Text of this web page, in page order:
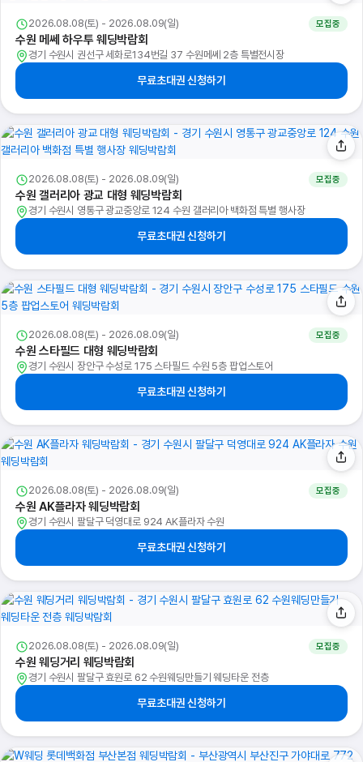
2026.08.08(토) - 2026.08.09(일) 모집중
수원 메쎄 하우투 웨딩박람회
경기 수원시 권선구 세화로134번길 37 수원메쎄 2층 특별전시장
무료초대권 신청하기
2026.08.08(토) - 2026.08.09(일) 모집중
수원 갤러리아 광교 대형 웨딩박람회
경기 수원시 영통구 광교중앙로 124 수원 갤러리아 백화점 특별 행사장
무료초대권 신청하기
2026.08.08(토) - 2026.08.09(일) 모집중
수원 스타필드 대형 웨딩박람회
경기 수원시 장안구 수성로 175 스타필드 수원 5층 팝업스토어
무료초대권 신청하기
2026.08.08(토) - 2026.08.09(일) 모집중
수원 AK플라자 웨딩박람회
경기 수원시 팔달구 덕영대로 924 AK플라자 수원
무료초대권 신청하기
2026.08.08(토) - 2026.08.09(일) 모집중
수원 웨딩거리 웨딩박람회
경기 수원시 팔달구 효원로 62 수원웨딩만들기 웨딩타운 전층
무료초대권 신청하기